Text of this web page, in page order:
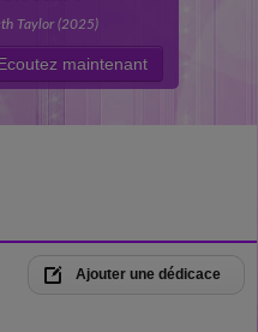
Taylor (2025)
maintenant
Ajouter une dédicace